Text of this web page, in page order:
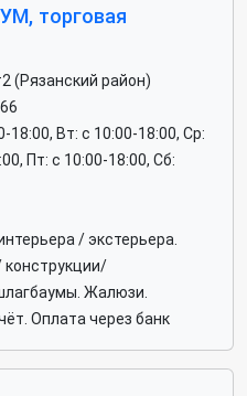
торговая
(Рязанский район)
18:00, Вт: c 10:00-18:00, Ср:
Пт: c 10:00-18:00, Сб:
/ экстерьера.
Жалюзи.
Оплата через банк